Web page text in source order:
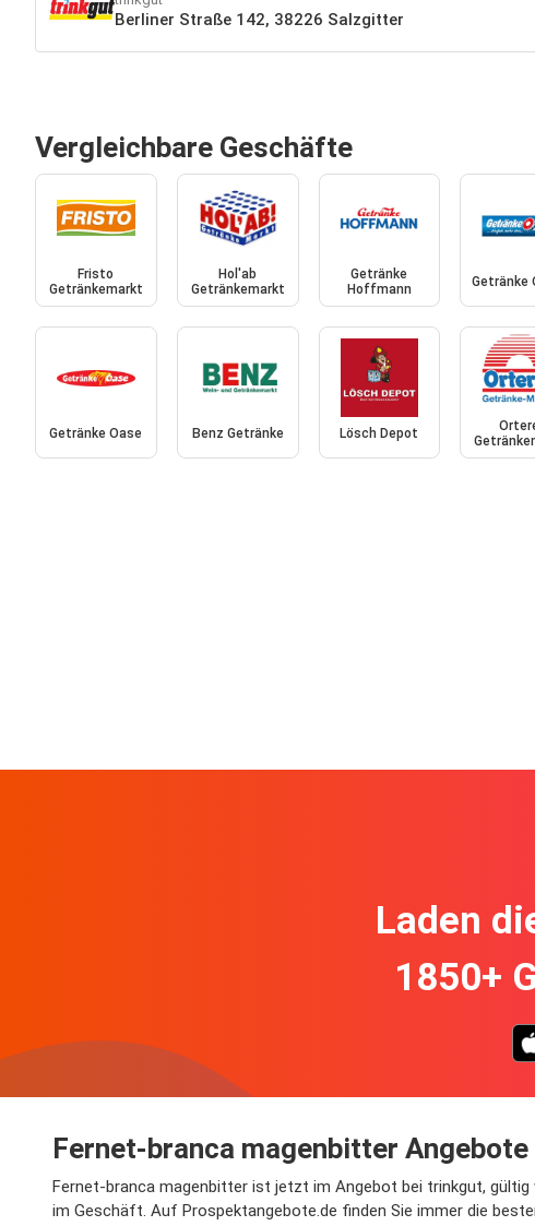
Berliner Straße 142, 38226 Salzgitter
Vergleichbare Geschäfte
Fristo
Getränkemarkt
Hol'ab
Getränkemarkt
Getränke
Hoffmann
Getränke
Getränke Oase Benz Getränke Lösch Depot
Laden
1850+
Fernet-branca magenbitter
Fernet-branca magenbitter ist jetzt im Angebot bei trinkgut, gültig
im Geschäft. Auf Prospektangebote.de finden Sie immer die